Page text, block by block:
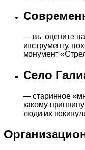
— вы оцените
инструменту,
монумент
Село
— старинное
какому
люди их